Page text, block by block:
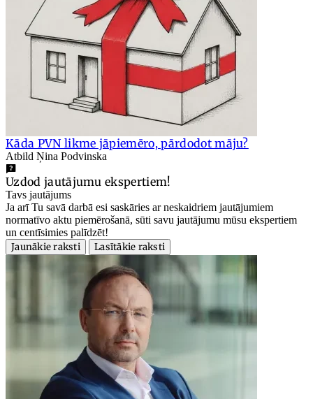
Kāda PVN likme jāpiemēro, pārdodot māju?
Atbild Ņina Podvinska
Uzdod jautājumu ekspertiem!
Tavs jautājums
Ja arī Tu savā darbā esi saskāries ar neskaidriem jautājumiem
normatīvo aktu piemērošanā, sūti savu jautājumu mūsu ekspertiem
un centīsimies palīdzēt!
Jaunākie raksti
Lasītākie raksti